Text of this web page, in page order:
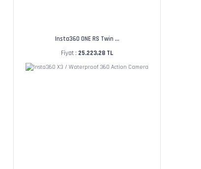
Insta360 ONE RS Twin ...
Fiyat : 25.223,28 TL